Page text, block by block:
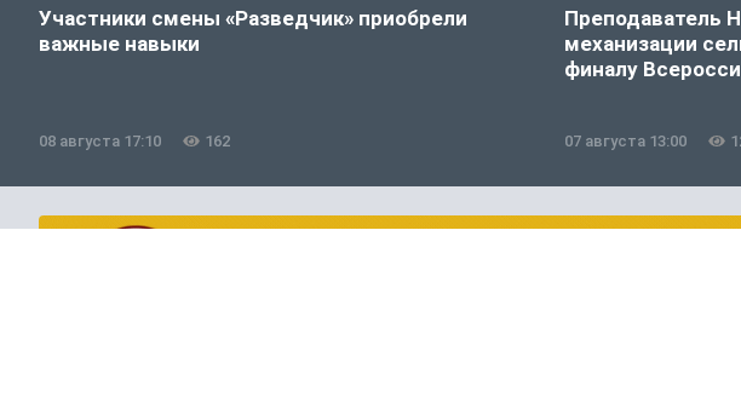
Участники смены «Разведчик» приобрели
важные навыки
08 августа 17:10 162
Преподаватель
механизации
финалу
07 августа 13:00